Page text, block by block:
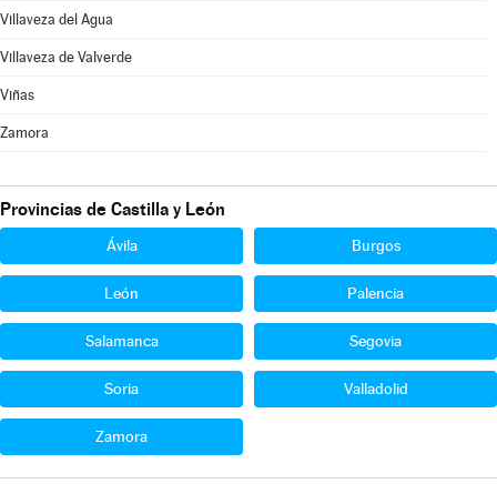
Villaveza del Agua
Villaveza de Valverde
Viñas
Zamora
Provincias de Castilla y León
Ávila Burgos
León Palencia
Salamanca Segovia
Soria Valladolid
Zamora